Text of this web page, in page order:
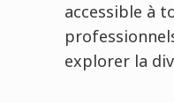
accessible à
explorer la